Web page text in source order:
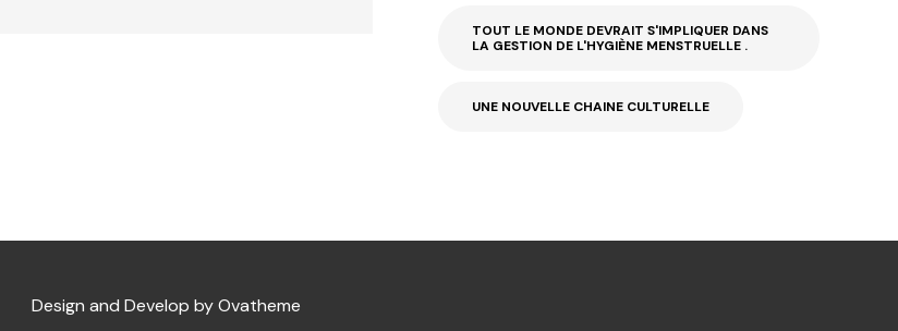
TOUT LE MONDE DEVRAIT S'IMPLIQUER DANS
LA GESTION DE L'HYGIÈNE MENSTRUELLE .
UNE NOUVELLE CHAINE CULTURELLE
Design and Develop by Ovatheme